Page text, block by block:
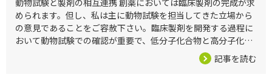
められます。但し、私は主に動物試験を担当してきた立場から
の意見であることをご容赦下さい。臨床製剤を開発する過程に
おいて動物試験での確認が重要で、低分子化合物と高分子化合
物では検討項目が全く異なります。高分子化合物を経口投与す
記事を読む